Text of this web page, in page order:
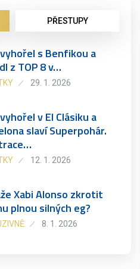
PŘESTUPY
s Benfikou a
z TOP 8 v…
29. 1. 2026
v El Clásiku a
slaví Superpohár.
12. 1. 2026
Xabi Alonso zkrotit
plnou silných eg?
8. 1. 2026